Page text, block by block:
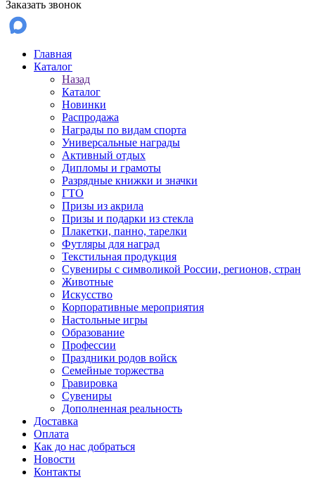
Заказать звонок
Главная
Каталог
Назад
Каталог
Новинки
Распродажа
Награды по видам спорта
Универсальные награды
Активный отдых
Дипломы и грамоты
Разрядные книжки и значки
ГТО
Призы из акрила
Призы и подарки из стекла
Плакетки, панно, тарелки
Футляры для наград
Текстильная продукция
Сувениры с символикой России, регионов, стран
Животные
Искусство
Корпоративные мероприятия
Настольные игры
Образование
Профессии
Праздники родов войск
Семейные торжества
Гравировка
Сувениры
Дополненная реальность
Доставка
Оплата
Как до нас добраться
Новости
Контакты